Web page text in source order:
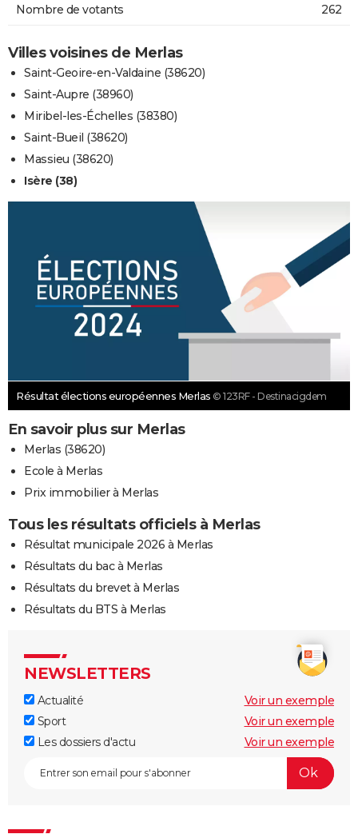
Nombre de votants 262
Villes voisines de Merlas
Saint-Geoire-en-Valdaine (38620)
Saint-Aupre (38960)
Miribel-les-Échelles (38380)
Saint-Bueil (38620)
Massieu (38620)
Isère (38)
Résultat élections européennes Merlas © 123RF - Destinacigdem
En savoir plus sur Merlas
Merlas (38620)
Ecole à Merlas
Prix immobilier à Merlas
Tous les résultats officiels à Merlas
Résultat municipale 2026 à Merlas
Résultats du bac à Merlas
Résultats du brevet à Merlas
Résultats du BTS à Merlas
NEWSLETTERS
Actualité
Voir un exemple
Sport
Voir un exemple
Les dossiers d'actu
Voir un exemple